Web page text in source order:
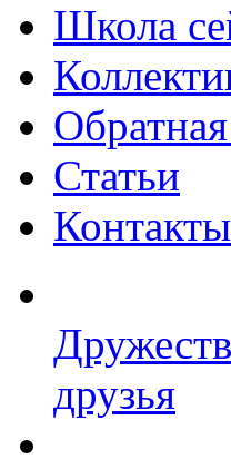
Школа
Обратная
Статьи
Контакты
друзья